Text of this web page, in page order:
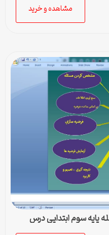
مشاهده و خرید
پایه سوم ابتدایی درس